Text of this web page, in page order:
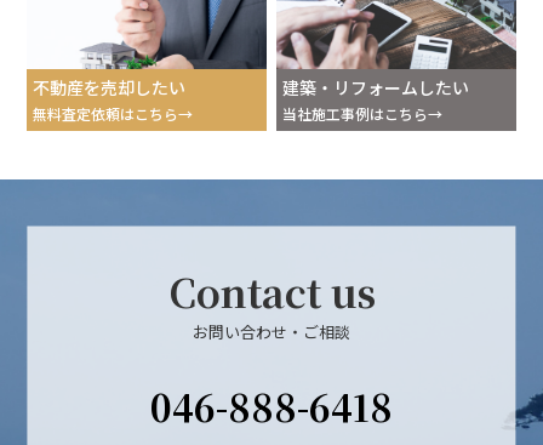
不動産を売却したい
無料査定依頼はこちら
建築・リフォームしたい
当社施工事例はこちら
Contact us
お問い合わせ・ご相談
046-888-6418